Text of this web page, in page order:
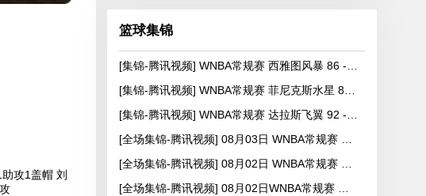
攻1盖帽 刘
篮球集锦